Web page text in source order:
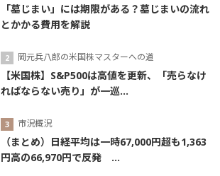
「墓じまい」には期限がある？墓じまいの流れ
とかかる費用を解説
岡元兵八郎の米国株マスターへの道
【米国株】S&P500は高値を更新、「売らなけ
ればならない売り」が一巡...
市況概況
（まとめ）日経平均は一時67,000円超も1,363
円高の66,970円で反発 ...